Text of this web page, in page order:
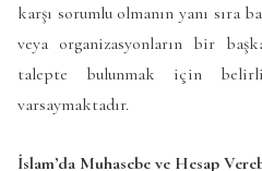
karşı sorumlu olmanın yanı sıra
veya organizasyonların bir
talepte bulunmak için
varsaymaktadır.
İslam’da Muhasebe ve Hesap